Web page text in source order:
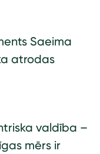
Saeima
atrodas
valdība –
mērs ir